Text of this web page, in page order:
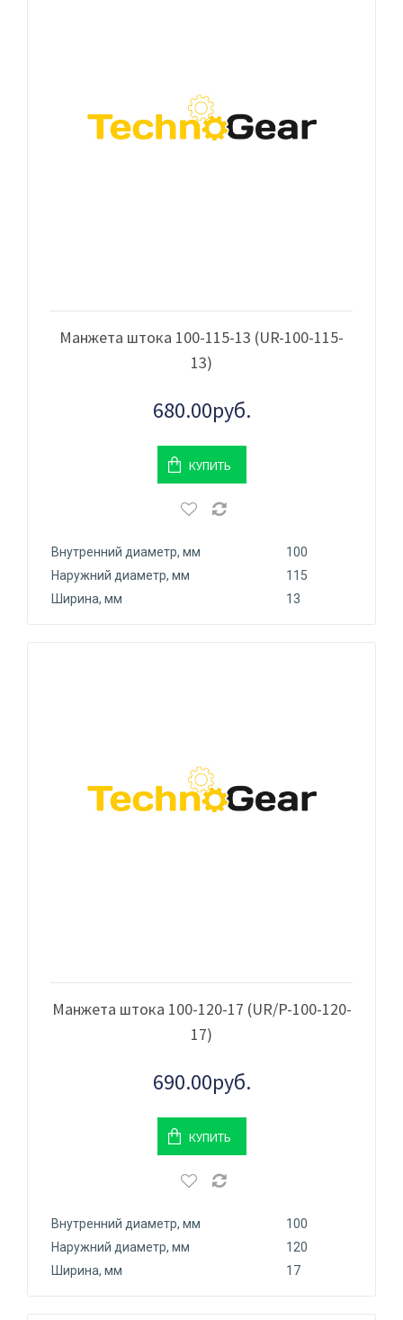
Манжета штока 100-115-13 (UR-100-115-
13)
680.00руб.
КУПИТЬ
Внутренний диаметр, мм
100
Наружний диаметр, мм
115
Ширина, мм
13
Манжета штока 100-120-17 (UR/P-100-120-
17)
690.00руб.
КУПИТЬ
Внутренний диаметр, мм
100
Наружний диаметр, мм
120
Ширина, мм
17